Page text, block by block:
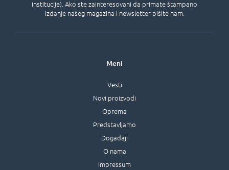
institucije). Ako ste zainteresovani da primate štampano
izdanje našeg magazina i newsletter pišite nam.
Meni
Vesti
Novi proizvodi
Oprema
Predstavljamo
Događaji
O nama
Impressum